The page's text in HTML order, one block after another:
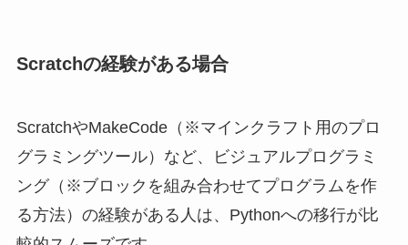
Scratchの経験がある場合
ScratchやMakeCode（※マインクラフト用のプロ
グラミングツール）など、ビジュアルプログラミ
ング（※ブロックを組み合わせてプログラムを作
る方法）の経験がある人は、Pythonへの移行が比